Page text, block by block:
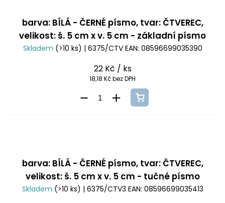
barva: BÍLÁ - ČERNÉ písmo, tvar: ČTVEREC,
velikost: š. 5 cm x v. 5 cm - základní písmo
Skladem (>10 ks) | 6375/CTV EAN: 08596699035390
22 Kč / ks
18,18 Kč bez DPH
barva: BÍLÁ - ČERNÉ písmo, tvar: ČTVEREC,
velikost: š. 5 cm x v. 5 cm - tučné písmo
Skladem (>10 ks) | 6375/CTV3 EAN: 08596699035413